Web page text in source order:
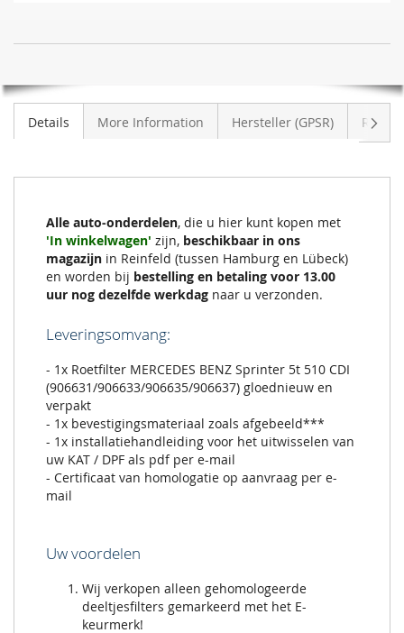
MERCEDES
BENZ
Sprinter
VOORRAAD
Details More Information Hersteller (GPSR)
Alle auto-onderdelen, die u hier kunt kopen met
'In winkelwagen' zijn, beschikbaar in ons
magazijn in Reinfeld (tussen Hamburg en Lübeck)
en worden bij bestelling en betaling voor 13.00
uur nog dezelfde werkdag naar u verzonden.
Leveringsomvang:
- 1x Roetfilter MERCEDES BENZ Sprinter 5t 510 CDI
(906631/906633/906635/906637) gloednieuw en
verpakt
- 1x bevestigingsmateriaal zoals afgebeeld***
- 1x installatiehandleiding voor het uitwisselen van
uw KAT / DPF als pdf per e-mail
- Certificaat van homologatie op aanvraag per e-
mail
Uw voordelen
Wij verkopen alleen gehomologeerde
deeltjesfilters gemarkeerd met het E-
keurmerk!